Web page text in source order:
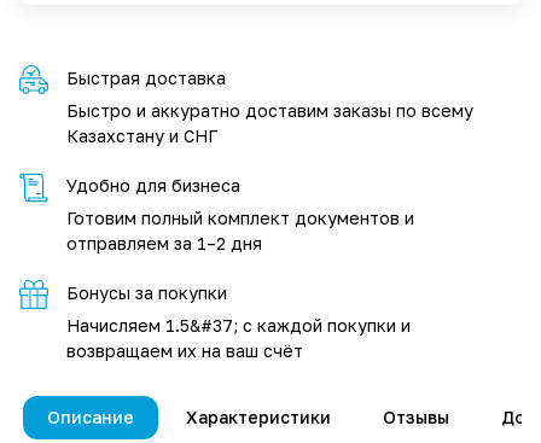
Быстрая доставка
Быстро и аккуратно доставим заказы по всему
Казахстану и СНГ
Удобно для бизнеса
Готовим полный комплект документов и
отправляем за 1–2 дня
Бонусы за покупки
Начисляем 1.5&#37; с каждой покупки и
возвращаем их на ваш счёт
Описание Характеристики Отзывы